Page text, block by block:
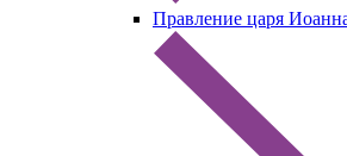
Правление царя